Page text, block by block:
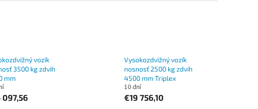
vozík
3500 kg zdvih
mm
097,56
Vysokozdvižný vozík
nosnosť 2500 kg zdvih
4500 mm Triplex
10 dní
€19 756,10